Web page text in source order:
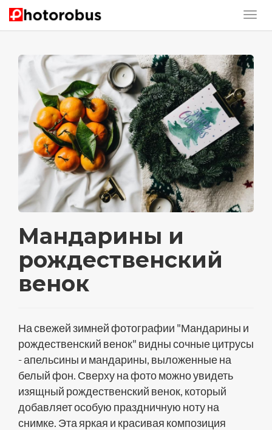
Мандарины и
рождественский
венок
На свежей зимней фотографии "Мандарины и
рождественский венок" видны сочные цитрусы
- апельсины и мандарины, выложенные на
белый фон. Сверху на фото можно увидеть
изящный рождественский венок, который
добавляет особую праздничную ноту на
снимке. Эта яркая и красивая композиция